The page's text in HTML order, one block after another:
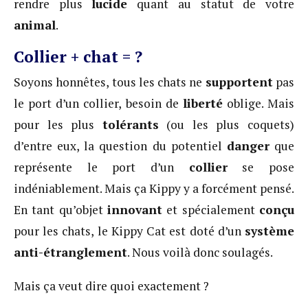
rendre pluslucide quant au statut de votre
animal.
Collier + chat = ?
Soyons honnêtes, tous les chats ne supportentpas
le port d’un collier, besoin de libertéoblige. Mais
pour les plus tolérants (ou les plus coquets)
d’entre eux, la question du potentiel dangerque
représente le port d’un collierse pose
indéniablement. Mais ça Kippy y a forcément pensé.
En tant qu’objet innovant et spécialement conçu
pour les chats, le Kippy Cat est doté d’un système
anti-étranglement. Nous voilà donc soulagés.
Mais ça veut dire quoi exactement ?